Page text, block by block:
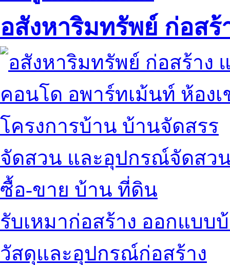
อสังหาริมทรัพย์ ก่อส
คอนโด อพาร์ทเม้นท์ ห้องเ
โครงการบ้าน บ้านจัดสรร
จัดสวน และอุปกรณ์จัดสว
ซื้อ-ขาย บ้าน ที่ดิน
รับเหมาก่อสร้าง ออกแบบ
วัสดุและอุปกรณ์ก่อสร้าง